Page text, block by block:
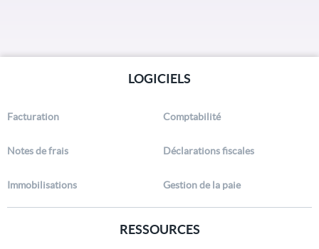
LOGICIELS
Facturation Comptabilité
Notes de frais Déclarations fiscales
Immobilisations Gestion de la paie
RESSOURCES